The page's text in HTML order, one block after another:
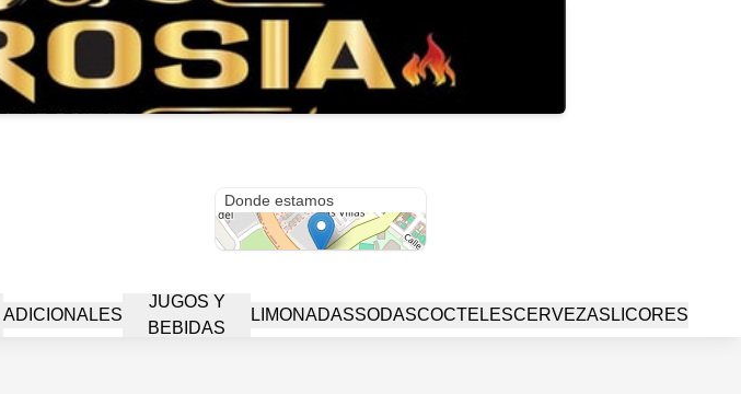
Donde estamos
ADICIONALES
JUGOS Y
BEBIDAS
LIMONADASSODASCOCTELESCERVEZAS LICORES